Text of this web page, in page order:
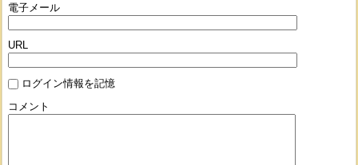
電子メール
URL
ログイン情報を記憶
コメント